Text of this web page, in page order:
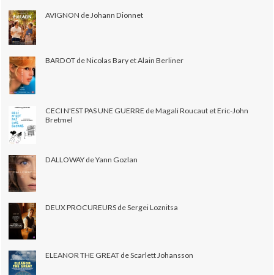
AVIGNON de Johann Dionnet
BARDOT de Nicolas Bary et Alain Berliner
CECI N'EST PAS UNE GUERRE de Magali Roucaut et Eric-John
Bretmel
DALLOWAY de Yann Gozlan
DEUX PROCUREURS de Sergei Loznitsa
ELEANOR THE GREAT de Scarlett Johansson